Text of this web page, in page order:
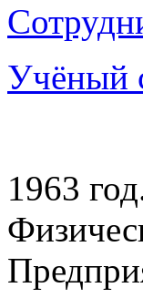
Учёный
1963